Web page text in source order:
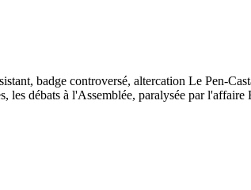
les débats à l'Assemblée, paralysée par